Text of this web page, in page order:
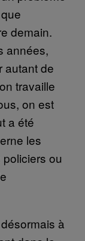
demain.
années,
autant de
travaille
on est
a été
les
ou
à